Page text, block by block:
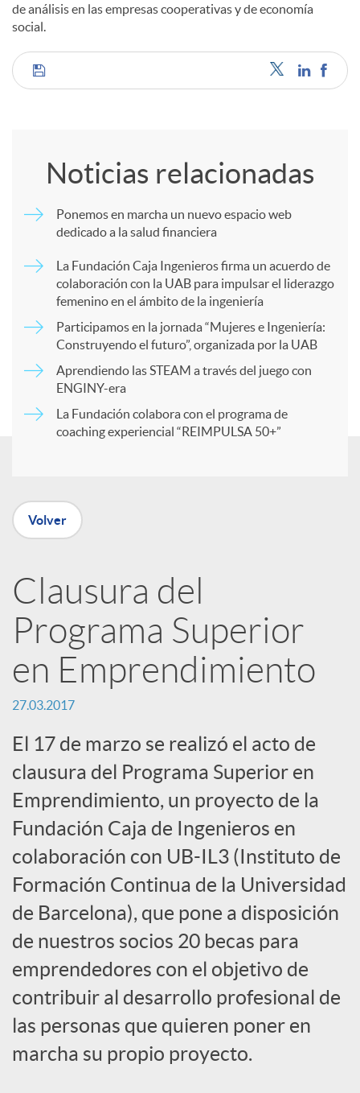
de análisis en las empresas cooperativas y de economía
social.
C
r
n
R
e
d
e
s
S
o
c
i
Noticias relacionadas
Ponemos en marcha un nuevo espacio web
dedicado a la salud financiera
La Fundación Caja Ingenieros firma un acuerdo de
colaboración con la UAB para impulsar el liderazgo
femenino en el ámbito de la ingeniería
Participamos en la jornada “Mujeres e Ingeniería:
Construyendo el futuro”, organizada por la UAB
Aprendiendo las STEAM a través del juego con
ENGINY-era
La Fundación colabora con el programa de
coaching experiencial “REIMPULSA 50+”
Volver
Clausura del
Programa Superior
en Emprendimiento
27.03.2017
El 17 de marzo se realizó el acto de
clausura del Programa Superior en
Emprendimiento, un proyecto de la
Fundación Caja de Ingenieros en
colaboración con UB-IL3 (Instituto de
Formación Continua de la Universidad
de Barcelona), que pone a disposición
de nuestros socios 20 becas para
emprendedores con el objetivo de
contribuir al desarrollo profesional de
las personas que quieren poner en
marcha su propio proyecto.